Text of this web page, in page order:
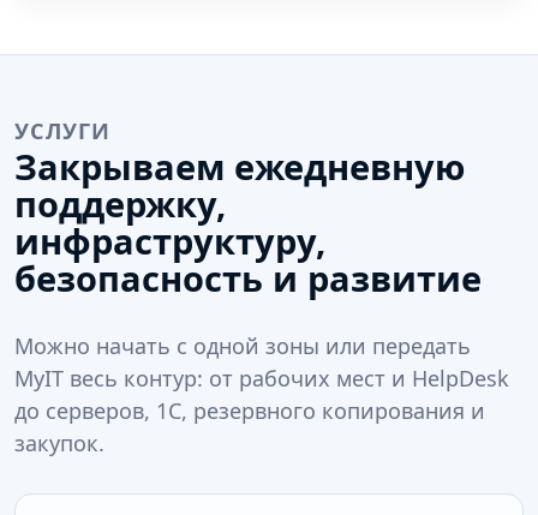
УСЛУГИ
Закрываем ежедневную
поддержку,
инфраструктуру,
безопасность и развитие
Можно начать с одной зоны или передать
MyIT весь контур: от рабочих мест и HelpDesk
до серверов, 1С, резервного копирования и
закупок.